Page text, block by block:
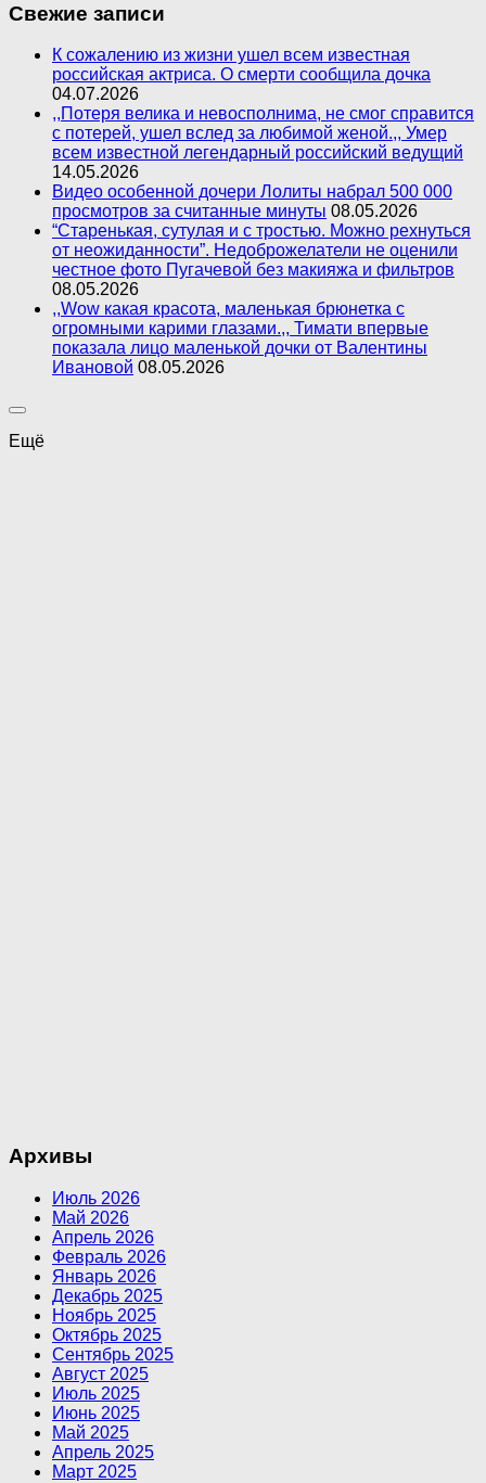
Свежие записи
К сожалению из жизни ушел всем известная
российская актриса. О смерти сообщила дочка
04.07.2026
,,Потеря велика и невосполнима, не смог справится
с потерей, ушел вслед за любимой женой.,, Умер
всем известной легендарный российский ведущий
14.05.2026
Видео особенной дочери Лолиты набрал 500 000
просмотров за считанные минуты 08.05.2026
“Старенькая, сутулая и с тростью. Можно рехнуться
от неожиданности”. Недоброжелатели не оценили
честное фото Пугачевой без макияжа и фильтров
08.05.2026
,,Wow какая красота, маленькая брюнетка с
огромными карими глазами.,, Тимати впервые
показала лицо маленькой дочки от Валентины
Ивановой 08.05.2026
Ещё
Архивы
Июль 2026
Май 2026
Апрель 2026
Февраль 2026
Январь 2026
Декабрь 2025
Ноябрь 2025
Октябрь 2025
Сентябрь 2025
Август 2025
Июль 2025
Июнь 2025
Май 2025
Апрель 2025
Март 2025